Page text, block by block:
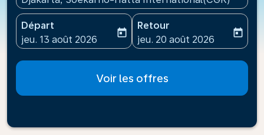
Départ
fc-booking-departure-date-aria-label
jeu. 13 août 2026
today
Retour
fc-booking-return-date-
jeu. 20 août 2026
today
Voir les offres